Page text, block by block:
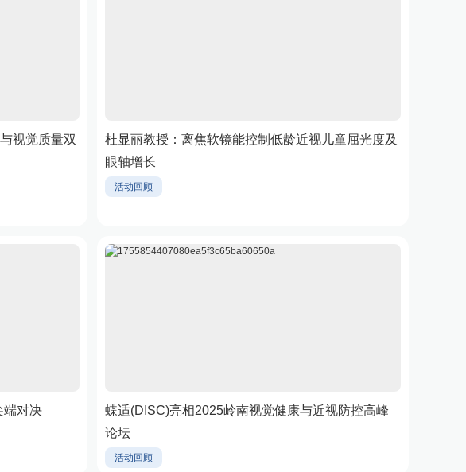
视觉质量双
杜显丽教授：离焦软镜能控制低龄近视儿童屈光度及
眼轴增长
活动回顾
端对决
蝶适(DISC)亮相2025岭南视觉健康与近视防控高峰
论坛
活动回顾